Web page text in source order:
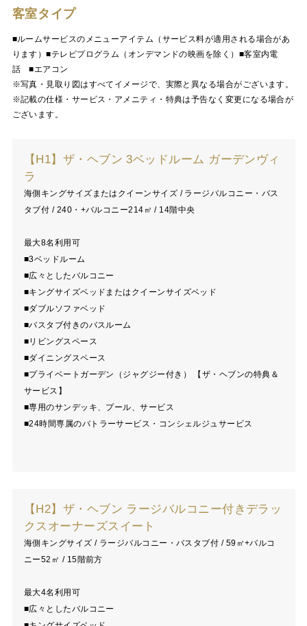
客室タイプ
■ルームサービスのメニューアイテム（サービス料が適用される場合があ
ります）■テレビプログラム（オンデマンドの映画を除く）■客室内電
話 ■エアコン
※写真・見取り図はすべてイメージで、実際と異なる場合がございます。
※記載の仕様・サービス・アメニティ・特典は予告なく変更になる場合が
ございます。
【H1】ザ・ヘブン 3ベッドルーム ガーデンヴィ
ラ
海側キングサイズまたはクイーンサイズ / ラージバルコニー・バス
タブ付 / 240・+バルコニー214㎡ / 14階中央
最大8名利用可
■3ベッドルーム
■広々としたバルコニー
■キングサイズベッドまたはクイーンサイズベッド
■ダブルソファベッド
■バスタブ付きのバスルーム
■リビングスペース
■ダイニングスペース
■プライベートガーデン（ジャグジー付き） 【ザ・ヘブンの特典＆
サービス】
■専用のサンデッキ、プール、サービス
■24時間専属のバトラーサービス・コンシェルジュサービス
【H2】ザ・ヘブン ラージバルコニー付きデラッ
クスオーナーズスイート
海側キングサイズ / ラージバルコニー・バスタブ付 / 59㎡+バルコ
ニー52㎡ / 15階前方
最大4名利用可
■広々としたバルコニー